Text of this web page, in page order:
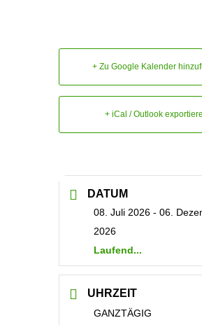
+ Zu Google Kalender
+ iCal / Outlook
DATUM
08. Juli 2026 - 06.
2026
Laufend...
UHRZEIT
GANZTÄGIG